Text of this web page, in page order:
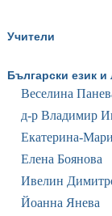
Учители
Български език и
Веселина
д-р Владимир
Екатерина-
Елена Боянова
Ивелин
Йоанна Янева